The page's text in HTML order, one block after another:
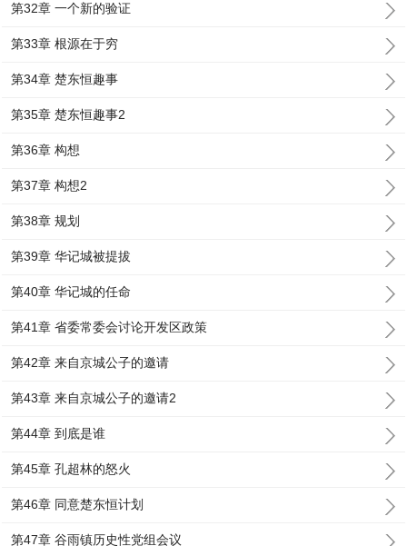
第32章 一个新的验证
第33章 根源在于穷
第34章 楚东恒趣事
第35章 楚东恒趣事2
第36章 构想
第37章 构想2
第38章 规划
第39章 华记城被提拔
第40章 华记城的任命
第41章 省委常委会讨论开发区政策
第42章 来自京城公子的邀请
第43章 来自京城公子的邀请2
第44章 到底是谁
第45章 孔超林的怒火
第46章 同意楚东恒计划
第47章 谷雨镇历史性党组会议